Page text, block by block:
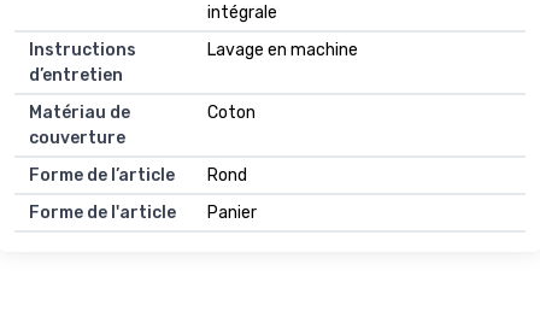
intégrale
Instructions
d’entretien
Lavage en machine
Matériau de
couverture
Coton
Forme de l’article
Rond
Forme de l'article
Panier